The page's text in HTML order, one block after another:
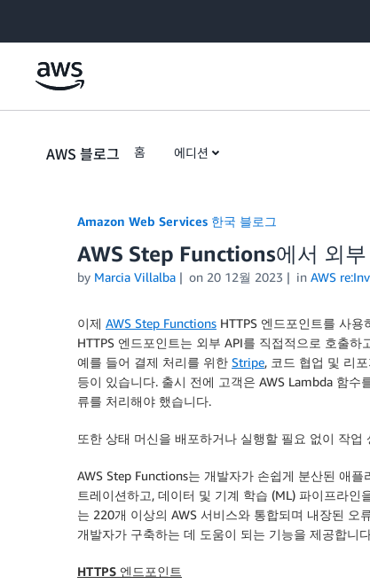
AWS 블로그 홈 에디션
Amazon Web Services 한국 블로그
AWS Step Functions에서 외
by Marcia Villalba on 20 12월 2023 in AWS
이제 AWS Step Functions HTTPS 엔드포인트를 사
HTTPS 엔드포인트는 외부 API를 직접적으로 호출
예를 들어 결제 처리를 위한 Stripe, 코드 협업 및 리
등이 있습니다. 출시 전에 고객은 AWS Lambda 함
류를 처리해야 했습니다.
또한 상태 머신을 배포하거나 실행할 필요 없이 작
AWS Step Functions는 개발자가 손쉽게 분산된 애
트레이션하고, 데이터 및 기계 학습 (ML) 파이프라
는 220개 이상의 AWS 서비스와 통합되며 내장된
개발자가 구축하는 데 도움이 되는 기능을 제공합니
HTTPS 엔드포인트